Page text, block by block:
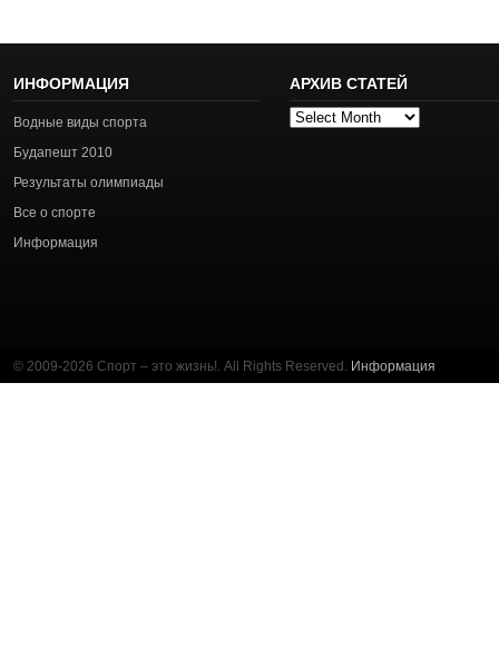
ИНФОРМАЦИЯ
Водные виды спорта
Будапешт 2010
Результаты олимпиады
Все о спорте
Информация
АРХИВ СТАТЕЙ
Архив
© 2009-2026 Спорт – это жизнь!. All Rights Reserved. Информация